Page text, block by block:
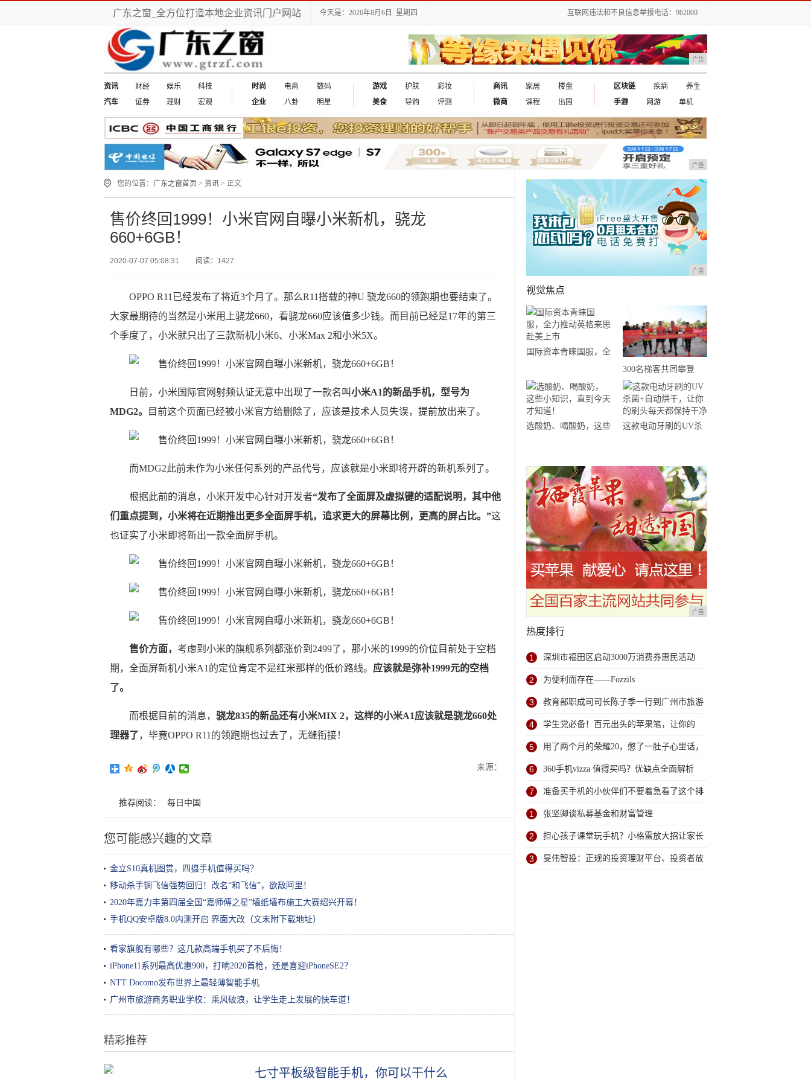
广东之窗_全方位打造本地企业资讯门户网站 今天是：2026年8月6日 星期四 互联网违法和不良信息举报电话：962000
广告
资讯 财经 娱乐
科技
汽车
证券 理财 宏观
时尚 电商
数码
企业
八卦 明星
游戏 护肤
彩妆
美食
导购 评测
商讯 家居
楼盘
微商
课程 出国
区块链 疾病
养生
手游
网游 单机
广告
您的位置： 广东之窗首页 > 资讯 > 正文
售价终回1999！小米官网自曝小米新机，骁龙
660+6GB！
2020-07-07 05:08:31 阅读：1427
OPPO R11已经发布了将近3个月了。那么R11搭载的神U 骁龙660的领跑期也要结束了。
大家最期待的当然是小米用上骁龙660，看骁龙660应该值多少钱。而目前已经是17年的第三
个季度了，小米就只出了三款新机小米6、小米Max 2和小米5X。
日前，小米国际官网射频认证无意中出现了一款名叫小米A1的新品手机，型号为
MDG2。
目前这个页面已经被小米官方给删除了，应该是技术人员失误，提前放出来了。
而MDG2此前未作为小米任何系列的产品代号，应该就是小米即将开辟的新机系列了。
根据此前的消息，小米开发中心针对开发者“发布了全面屏及虚拟键的适配说明，其中他
们重点提到，小米将在近期推出更多全面屏手机，追求更大的屏幕比例，更高的屏占比。”这
也证实了小米即将新出一款全面屏手机。
售价方面， 考虑到小米的旗舰系列都涨价到2499了，那小米的1999的价位目前处于空档
期，全面屏新机小米A1的定位肯定不是红米那样的低价路线。 应该就是弥补1999元的空档
了。
而根据目前的消息， 骁龙835的新品还有小米MIX 2，这样的小米A1应该就是骁龙660处
理器了，毕竟OPPO R11的领跑期也过去了，无缝衔接！
来源：
推荐阅读： 每日中国
您可能感兴趣的文章
金立S10真机图赏，四摄手机值得买吗？
移动杀手锏飞信强势回归！改名“和飞信”，欲敌阿里！
2020年嘉力丰第四届全国“嘉师傅之星”墙纸墙布施工大赛绍兴开幕！
手机QQ安卓版8.0内测开启 界面大改（文末附下载地址）
看家旗舰有哪些？这几款高端手机买了不后悔！
iPhone11系列最高优惠900，打响2020首枪，还是喜迎iPhoneSE2？
NTT Docomo发布世界上最轻薄智能手机
广州市旅游商务职业学校：乘风破浪，让学生走上发展的快车道！
精彩推荐
秋天护肤攻略，这些必备水乳就差 七寸平板级智能手机，你可以干什么
广告
视觉焦点
国际资本青睐国服，全
市
300名梯客共同攀登
2019国际垂直马拉松超
级精英赛顺德海骏达中
心站欢乐开跑
选酸奶、喝酸奶，这些
这款电动牙刷的UV杀
广告
热度排行
1 深圳市福田区启动3000万消费券惠民活动
2 为便利而存在——Fozzils
3 教育部职成司司长陈子季一行到广州市旅游
商务职业学校考察调研
4 学生党必备！百元出头的苹果笔，让你的
iPad成为学习神器
5 用了两个月的荣耀20，憋了一肚子心里话，
今天终于一吐为快
6 360手机vizza 值得买吗？优缺点全面解析
7 准备买手机的小伙伴们不要着急看了这个排
行榜再决定买哪款手机吧
1 张坚卿谈私募基金和财富管理
2 担心孩子课堂玩手机？小格雷放大招让家长
安心！
3 旻伟智投：正规的投资理财平台、投资者放